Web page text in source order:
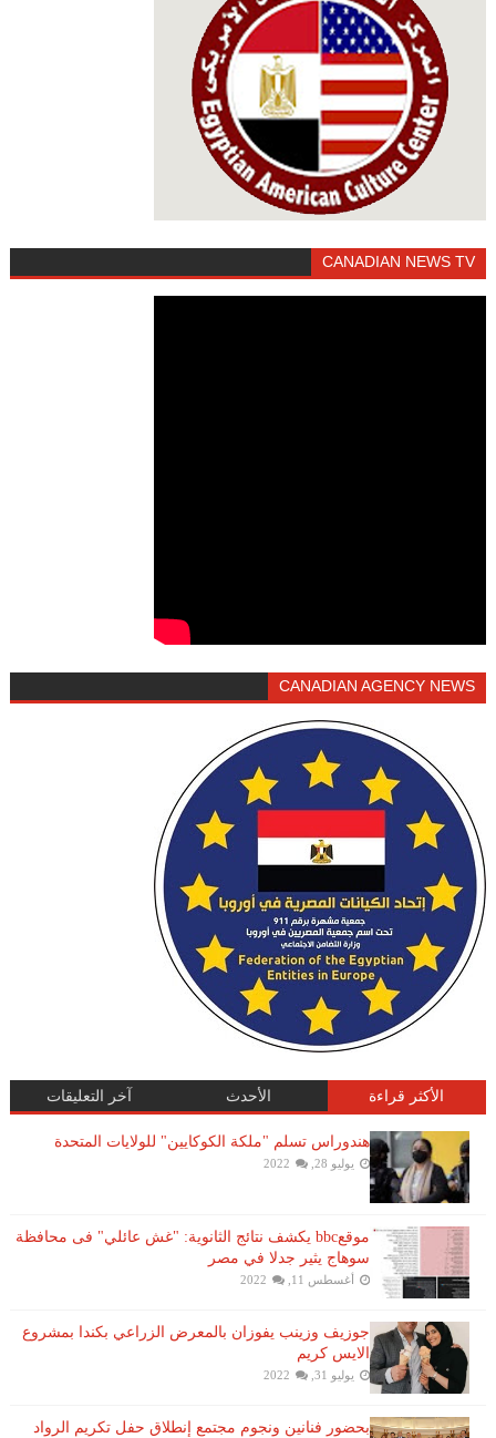
CANADIAN NEWS TV
CANADIAN AGENCY NEWS
الأكثر قراءة الأحدث آخر التعليقات
هندوراس تسلم "ملكة الكوكايين" للولايات المتحدة
يوليو 28, 2022
موقعbbc يكشف نتائج الثانوية: "غش عائلي" فى محافظة
سوهاج يثير جدلا في مصر
أغسطس 11, 2022
جوزيف وزينب يفوزان بالمعرض الزراعي بكندا بمشروع
الايس كريم
يوليو 31, 2022
بحضور فنانين ونجوم مجتمع إنطلاق حفل تكريم الرواد